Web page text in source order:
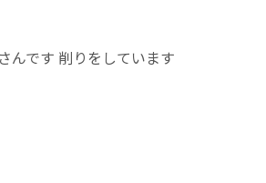
んです 削りをしています